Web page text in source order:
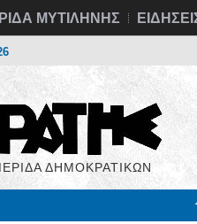
ΜΥΤΙΛΗΝΗΣ
ΔΗΜΟΚΡΑΤΙΚΩΝ